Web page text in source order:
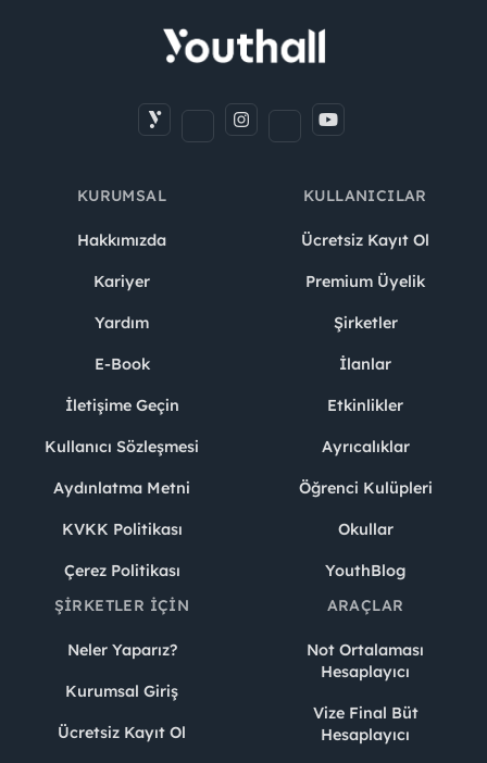
KURUMSAL
Hakkımızda
Kariyer
Yardım
E-Book
İletişime Geçin
Kullanıcı Sözleşmesi
Aydınlatma Metni
KVKK Politikası
Çerez Politikası
KULLANICILAR
Ücretsiz Kayıt Ol
Premium Üyelik
Şirketler
İlanlar
Etkinlikler
Ayrıcalıklar
Öğrenci Kulüpleri
Okullar
YouthBlog
ŞIRKETLER İÇIN
Neler Yaparız?
Kurumsal Giriş
Ücretsiz Kayıt Ol
ARAÇLAR
Not Ortalaması
Hesaplayıcı
Vize Final Büt
Hesaplayıcı